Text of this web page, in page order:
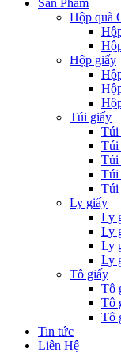
Sản Phẩm
Hộp quà
Hộp giấy
Túi giấy
Túi
Túi
Túi
Túi
Túi
Ly giấy
Ly
Ly
Ly
Ly
Tô giấy
Tô
Tô
Tô
Tin tức
Liên Hệ